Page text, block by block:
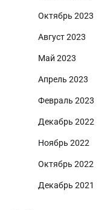
Октябрь 2023
Август 2023
Май 2023
Апрель 2023
Февраль 2023
Декабрь 2022
Ноябрь 2022
Октябрь 2022
Декабрь 2021